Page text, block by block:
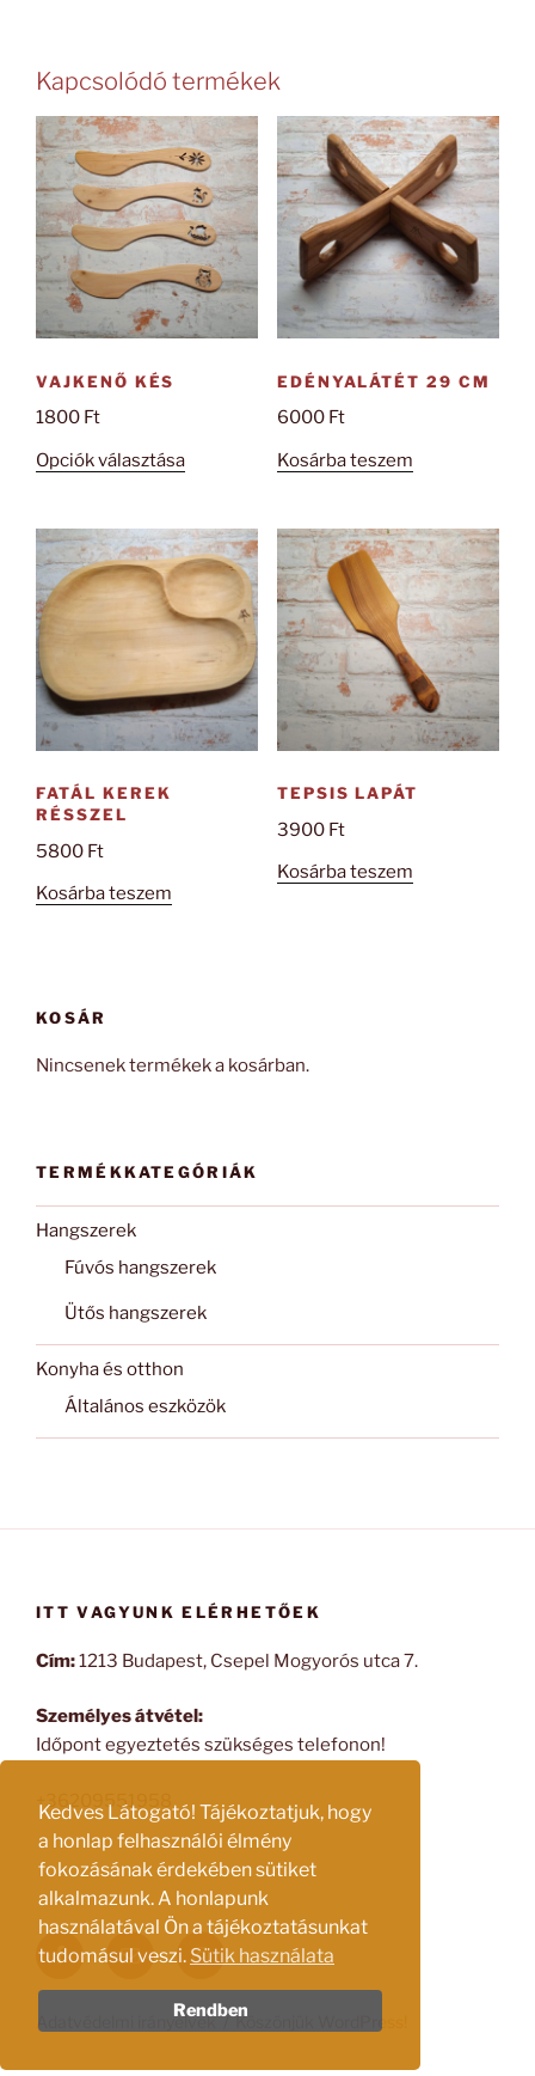
Kedves Látogató! Tájékoztatjuk, hogy
a honlap felhasználói élmény
fokozásának érdekében sütiket
alkalmazunk. A honlapunk
használatával Ön a tájékoztatásunkat
tudomásul veszi. Sütik használata
Rendben
Kapcsolódó termékek
VAJKENŐ KÉS
1800 Ft
Opciók választásaEnnek
több
variációja
van.
A
változatok
a
termékoldalon
választhatók
EDÉNYALÁTÉT 29 CM
6000 Ft
Kosárba teszem
FATÁL KEREK
RÉSSZEL
5800 Ft
Kosárba teszem
TEPSIS LAPÁT
3900 Ft
Kosárba teszem
KOSÁR
Nincsenek termékek a kosárban.
TERMÉKKATEGÓRIÁK
Hangszerek
Fúvós hangszerek
Ütős hangszerek
Konyha és otthon
Általános eszközök
ITT VAGYUNK ELÉRHETŐEK
Cím:1213 Budapest, Csepel Mogyorós utca 7.
Személyes átvétel:
Időpont egyeztetés szükséges telefonon!
+36209551958
FacebookEmail Instagram
Adatvédelmi irányelvek Köszönjük WordPress!